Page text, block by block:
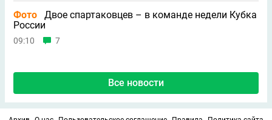
Фото
Двое спартаковцев – в команде недели Кубка
России
09:10 7
Все новости